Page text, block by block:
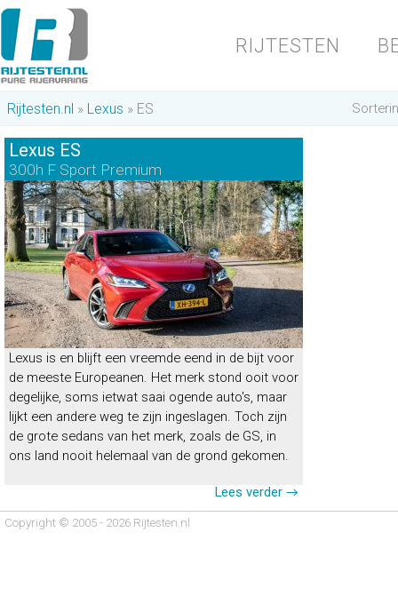
RIJTESTEN
Rijtesten.nl Lexus ES
Lexus ES
300h F Sport Premium
Lexus is en blijft een vreemde eend in de bijt voor
de meeste Europeanen. Het merk stond ooit voor
degelijke, soms ietwat saai ogende auto's, maar
lijkt een andere weg te zijn ingeslagen. Toch zijn
de grote sedans van het merk, zoals de GS, in
ons land nooit helemaal van de grond gekomen.
Lees verder →
Copyright © 2005 - 2026 Rijtesten.nl